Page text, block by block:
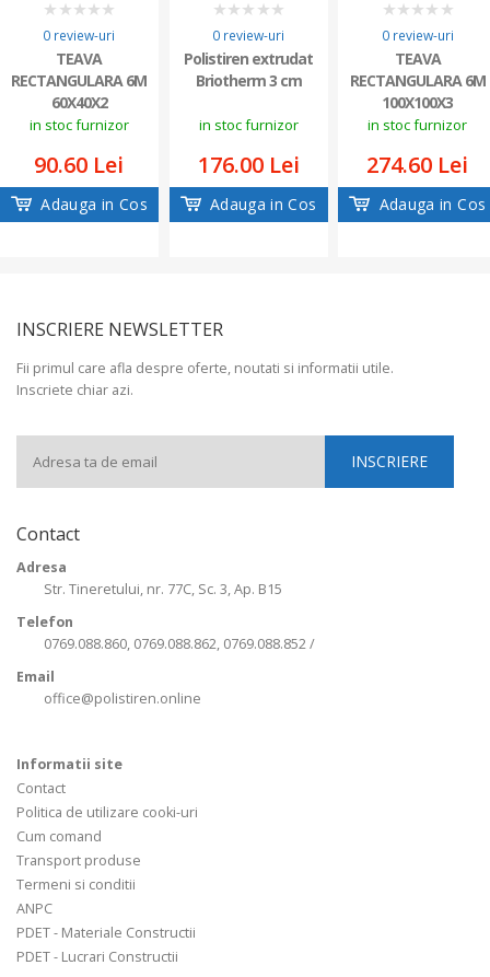
0 review-uri
TEAVA
RECTANGULARA 6M
60X40X2
in stoc furnizor
90.60 Lei
Adauga in Cos
0 review-uri
Polistiren extrudat
Briotherm 3 cm
in stoc furnizor
176.00 Lei
Adauga in Cos
0 review-uri
TEAVA
RECTANGULARA 6M
100X100X3
in stoc furnizor
274.60 Lei
Adauga in Cos
INSCRIERE NEWSLETTER
Fii primul care afla despre oferte, noutati si informatii utile.
Inscriete chiar azi.
Contact
Adresa
Str. Tineretului, nr. 77C, Sc. 3, Ap. B15
Telefon
0769.088.860, 0769.088.862, 0769.088.852 /
Email
office@polistiren.online
Informatii site
Contact
Politica de utilizare cooki-uri
Cum comand
Transport produse
Termeni si conditii
ANPC
PDET - Materiale Constructii
PDET - Lucrari Constructii